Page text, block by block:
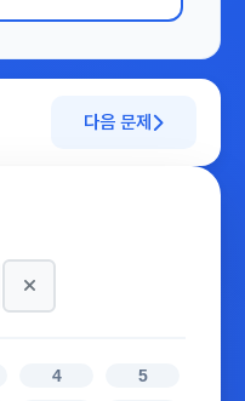
다음 문제
4
5